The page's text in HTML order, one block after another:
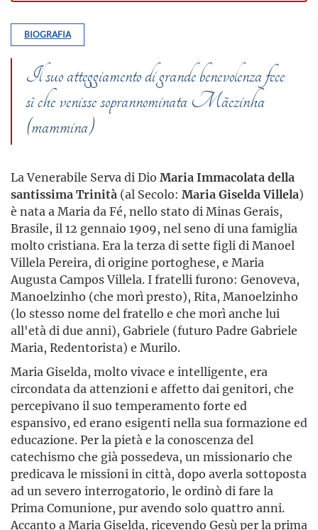
BIOGRAFIA
Il suo atteggiamento di grande benevolenza fece
sì che venisse soprannominata Mãezinha
(mammina)
La Venerabile Serva di Dio Maria Immacolata della
santissima Trinità (al Secolo: Maria Giselda Villela)
è nata a Maria da Fé, nello stato di Minas Gerais,
Brasile, il 12 gennaio 1909, nel seno di una famiglia
molto cristiana. Era la terza di sette figli di Manoel
Villela Pereira, di origine portoghese, e Maria
Augusta Campos Villela. I fratelli furono: Genoveva,
Manoelzinho (che morì presto), Rita, Manoelzinho
(lo stesso nome del fratello e che morì anche lui
all'età di due anni), Gabriele (futuro Padre Gabriele
Maria, Redentorista) e Murilo.
Maria Giselda, molto vivace e intelligente, era
circondata da attenzioni e affetto dai genitori, che
percepivano il suo temperamento forte ed
espansivo, ed erano esigenti nella sua formazione ed
educazione. Per la pietà e la conoscenza del
catechismo che già possedeva, un missionario che
predicava le missioni in città, dopo averla sottoposta
ad un severo interrogatorio, le ordinò di fare la
Prima Comunione, pur avendo solo quattro anni.
Accanto a Maria Giselda, ricevendo Gesù per la prima